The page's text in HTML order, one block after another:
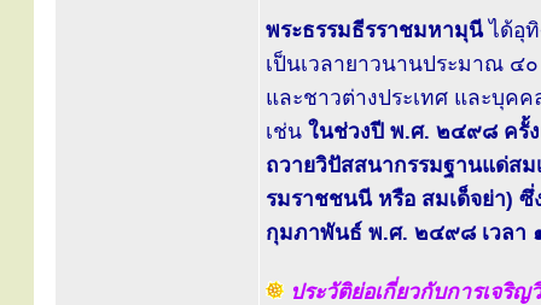
พระธรรมธีรราชมหามุนีได้อุทิ
เป็นเวลายาวนานประมาณ ๔
และชาวต่างประเทศ และบุ
เช่น ในช่วงปี พ.ศ. ๒๔๙๘ ครั้
ถวายวิปัสสนากรรมฐานแด่ส
รมราชชนนี หรือ สมเด็จย่า)
กุมภาพันธ์ พ.ศ. ๒๔๙๘ เวลา
ประวัติย่อเกี่ยวกับการเจริ